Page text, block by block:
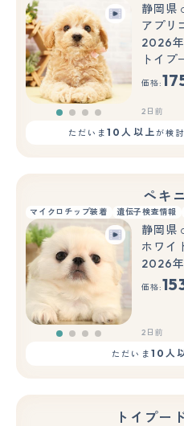
静岡県
アプリ
2026年
価格:
2日前
ただいま10人以上が検
ペキ
マイクロチップ装着 遺伝子検査情報
静岡県
ホワイ
2026
価格:
2日前
ただいま 10人
トイプー